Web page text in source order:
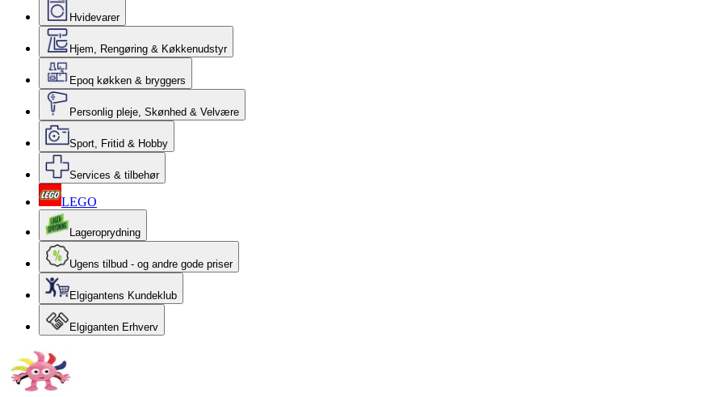
Hvidevarer
Hjem, Rengøring & Køkkenudstyr
Epoq køkken & bryggers
Personlig pleje, Skønhed & Velvære
Sport, Fritid & Hobby
Services & tilbehør
LEGO
Lageroprydning
Ugens tilbud - og andre gode priser
Elgigantens Kundeklub
Elgiganten Erhverv